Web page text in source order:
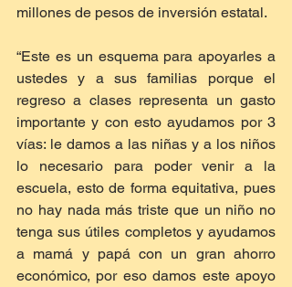
millones de pesos de inversión estatal.
“Este es un esquema para apoyarles a
ustedes y a sus familias porque el
regreso a clases representa un gasto
importante y con esto ayudamos por 3
vías: le damos a las niñas y a los niños
lo necesario para poder venir a la
escuela, esto de forma equitativa, pues
no hay nada más triste que un niño no
tenga sus útiles completos y ayudamos
a mamá y papá con un gran ahorro
económico, por eso damos este apoyo